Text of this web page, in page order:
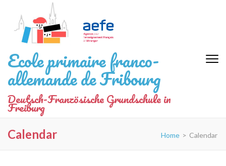
Inhalt
springen
(Eingabetaste
drücken)
Ecole primaire franco-
allemande de Fribourg
Deutsch-Französische Grundschule in
Freiburg
Calendar Home > Calendar